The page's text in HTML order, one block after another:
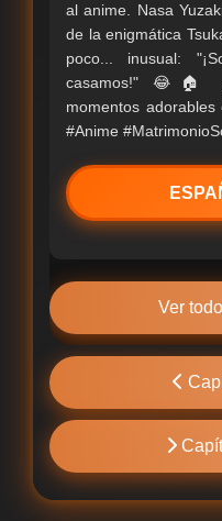
al anime. Nasa
de la enigmática
poco... inusual:
casamos!" 😂🏠
momentos
#Anime
Ver